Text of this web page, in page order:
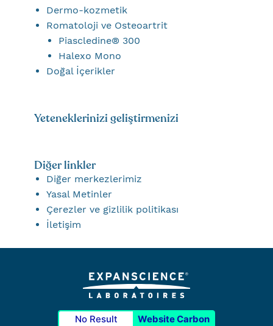
Dermo-kozmetik
Romatoloji ve Osteoartrit
Piascledine® 300
Halexo Mono
Doğal İçerikler
Yeteneklerinizi geliştirmenizi
Diğer linkler
Diğer merkezlerimiz
Yasal Metinler
Çerezler ve gizlilik politikası
İletişim
No Result Website Carbon